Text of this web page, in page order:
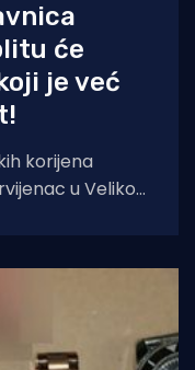
će
je već
korijena
u Velikoj